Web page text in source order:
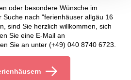
oder besondere Wünsche im
nach "ferienhäuser allgäu 16
sind Sie herzlich willkommen, sich
Sie eine E-Mail an
Sie an unter (+49) 040 8740 6723.